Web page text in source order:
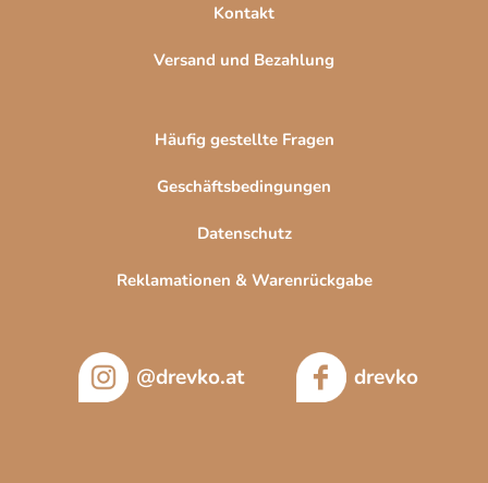
Kontakt
Versand und Bezahlung
Häufig gestellte Fragen
Geschäftsbedingungen
Datenschutz
Reklamationen & Warenrückgabe
@drevko.at drevko